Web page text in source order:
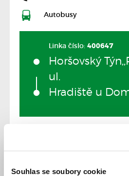
Souhlas se soubory cookie
Autobusy
Linka číslo: 400647
Horšovský
ul.
Hradiště u